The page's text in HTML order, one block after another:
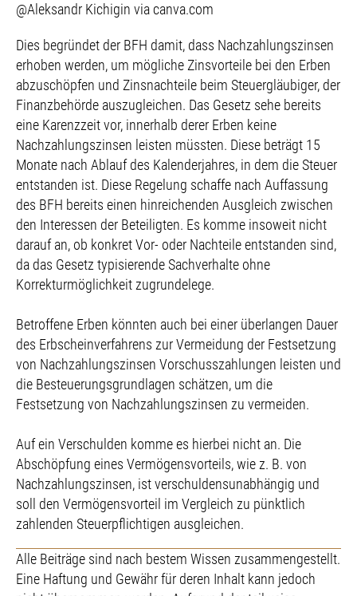
@Aleksandr Kichigin via canva.com
Dies begründet der BFH damit, dass Nachzahlungszinsen
erhoben werden, um mögliche Zinsvorteile bei den Erben
abzuschöpfen und Zinsnachteile beim Steuergläubiger, der
Finanzbehörde auszugleichen. Das Gesetz sehe bereits
eine Karenzzeit vor, innerhalb derer Erben keine
Nachzahlungszinsen leisten müssten. Diese beträgt 15
Monate nach Ablauf des Kalenderjahres, in dem die Steuer
entstanden ist. Diese Regelung schaffe nach Auffassung
des BFH bereits einen hinreichenden Ausgleich zwischen
den Interessen der Beteiligten. Es komme insoweit nicht
darauf an, ob konkret Vor- oder Nachteile entstanden sind,
da das Gesetz typisierende Sachverhalte ohne
Korrekturmöglichkeit zugrundelege.
Betroffene Erben könnten auch bei einer überlangen Dauer
des Erbscheinverfahrens zur Vermeidung der Festsetzung
von Nachzahlungszinsen Vorschusszahlungen leisten und
die Besteuerungsgrundlagen schätzen, um die
Festsetzung von Nachzahlungszinsen zu vermeiden.
Auf ein Verschulden komme es hierbei nicht an. Die
Abschöpfung eines Vermögensvorteils, wie z. B. von
Nachzahlungszinsen, ist verschuldensunabhängig und
soll den Vermögensvorteil im Vergleich zu pünktlich
zahlenden Steuerpflichtigen ausgleichen.
Alle Beiträge sind nach bestem Wissen zusammengestellt.
Eine Haftung und Gewähr für deren Inhalt kann jedoch